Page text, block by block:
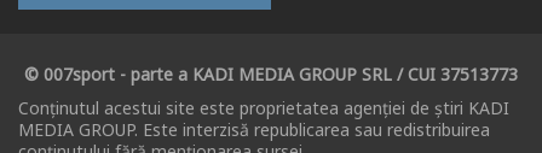
© 007sport - parte a KADI MEDIA GROUP SRL / CUI 37513773
Conținutul acestui site este proprietatea agenției de știri KADI
MEDIA GROUP. Este interzisă republicarea sau redistribuirea